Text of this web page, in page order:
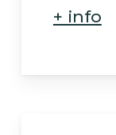
+ info